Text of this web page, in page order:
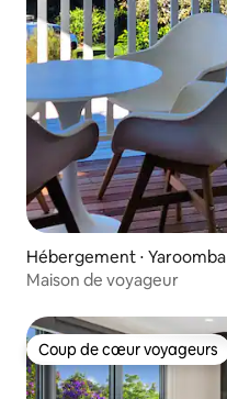
Hébergement ⋅ Yaroomba
Maison de voyageur
Coup de cœur voyageurs
Coup de cœur voyageurs